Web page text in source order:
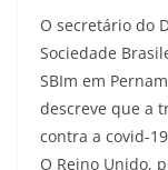
O secretário do
Sociedade
SBIm em
descreve que a
contra a covid-
O Reino Unido,